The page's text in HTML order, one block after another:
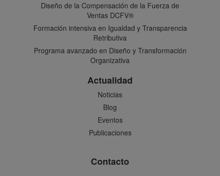
Diseño de la Compensación de la Fuerza de
Ventas DCFV®
Formación intensiva en Igualdad y Transparencia
Retributiva
Programa avanzado en Diseño y Transformación
Organizativa
Actualidad
Noticias
Blog
Eventos
Publicaciones
Contacto